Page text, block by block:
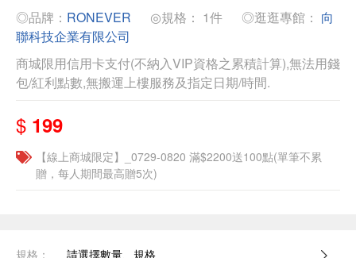
◎品牌： RONEVER ◎規格： 1件 ◎逛逛專館： 向
聯科技企業有限公司
商城限用信用卡支付(不納入VIP資格之累積計算),無法用錢
包/紅利點數,無搬運上樓服務及指定日期/時間.
$ 199
【線上商城限定】_0729-0820 滿$2200送100點(單筆不累
贈，每人期間最高贈5次)
規格： 請選擇數量、規格